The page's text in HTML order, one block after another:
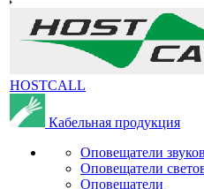
HOSTCALL
Кабельная продукция
Оповещатели
Оповещатели
Оповещатели